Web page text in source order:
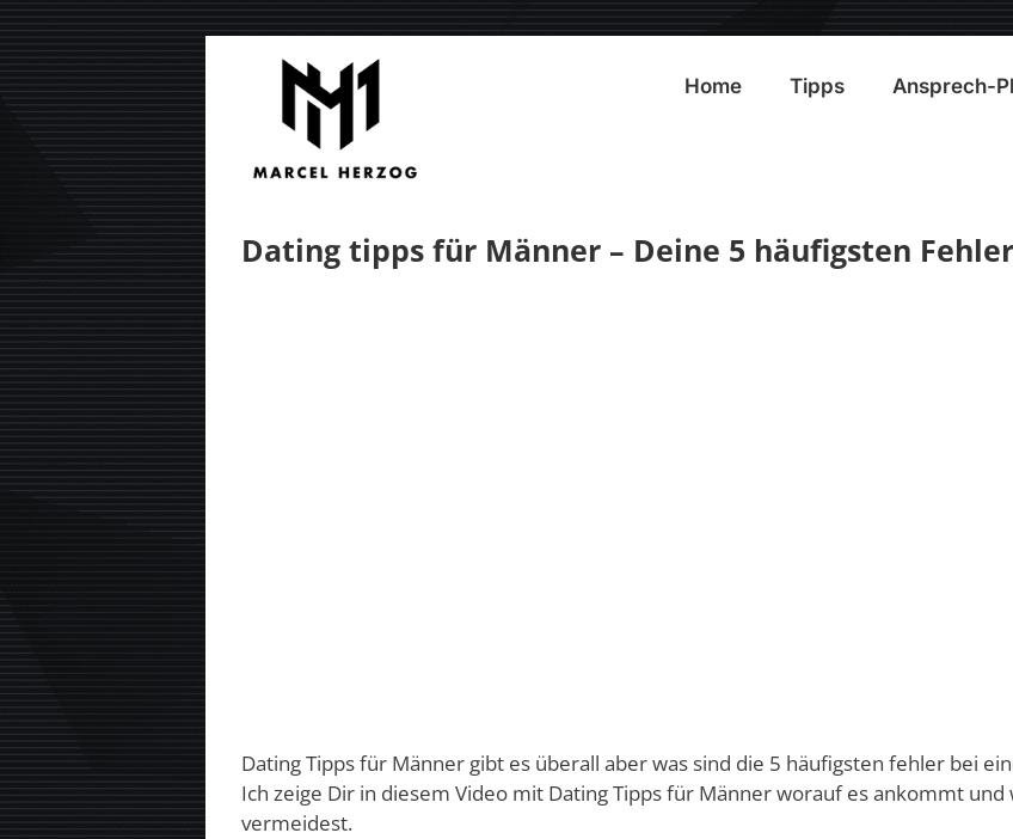
Zum
Inhalt
springen
Home Tipps Ansprech-
Dating tipps für Männer – Deine 5 häufigsten
Dating Tipps für Männer gibt es überall aber was sind die 5 häufigsten fehler bei
Ich zeige Dir in diesem Video mit Dating Tipps für Männer worauf es ankommt
vermeidest.